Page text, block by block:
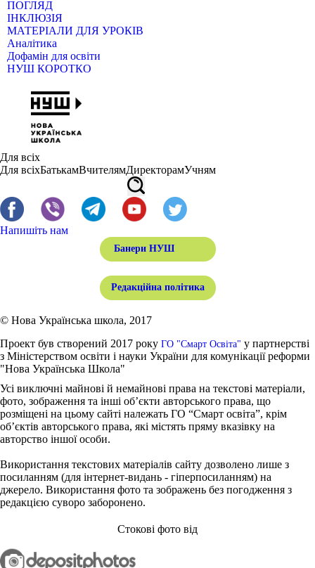
ПОГЛЯД
ІНКЛЮЗІЯ
МАТЕРІАЛИ ДЛЯ УРОКІВ
Аналітика
Дофамін для освіти
НУШ КОРОТКО
Для всіх
Для всіхБатькамВчителямДиректорамУчням
Напишіть нам
Банери НУШ
Редакційна політика
© Нова Українська школа, 2017
Проект був створений 2017 року ГО "Смарт Освіта" у партнерстві
з Міністерством освіти і науки України для комунікації реформи
"Нова Українська Школа"
Усі виключні майнові й немайнові права на текстові матеріали,
фото, зображення та інші об’єкти авторського права, що
розміщені на цьому сайті належать ГО “Смарт освіта”, крім
об’єктів авторського права, які містять пряму вказівку на
авторство іншої особи.
Використання текстових матеріалів сайту дозволено лише з
посиланням (для інтернет-видань - гіперпосиланням) на
джерело. Використання фото та зображень без погодження з
редакцією суворо заборонено.
Стокові фото від